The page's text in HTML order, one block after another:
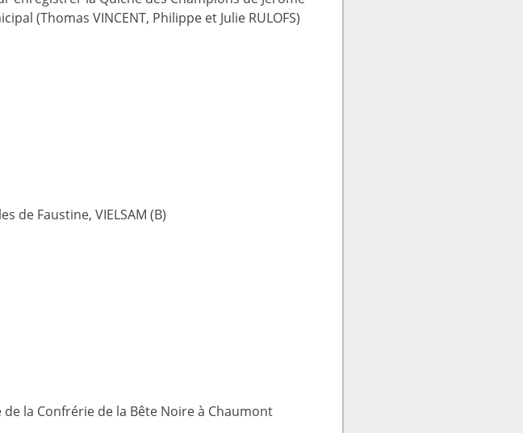
(Thomas VINCENT, Philippe et Julie RULOFS)
de Faustine, VIELSAM (B)
la Confrérie de la Bête Noire à Chaumont